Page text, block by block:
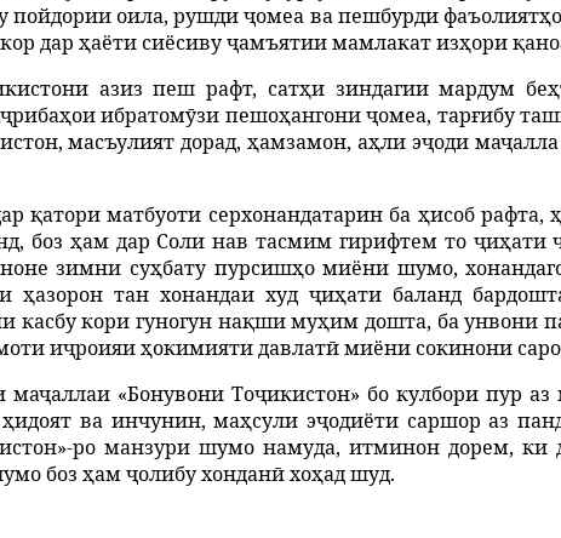
пойдорииоила,рушдиҷомеа ва пешбурдифаъолиятҳ
дар ҳаётисиёсивуҷамъятиимамлакатизҳориқ
азиз пеш рафт, сатҳи зиндагии мардум беҳ
ҷрибаҳои ибратомӯзи пешоҳангони ҷомеа, тарғибу
,масъулият дорад,ҳамзамон,аҳли эҷоди маҷалла
қатори матбуоти серхонандатарин ба ҳисоб рафта,
, боз ҳам дар Соли нав тасмим гирифтем то ҷиҳати
зимни суҳбату пурсишҳо миёни шумо,
ҳазорон танхонандаи худ ҷиҳати баланд
касбу кори гуногун нақши муҳим дошта, ба унвони
иҷроияиҳокимиятидавлатӣмиёнисокинони
маҷаллаи «Бонувони Тоҷикистон» бо кулбори пур аз
ҳидоят ва инчунин,маҳсули эҷодиёти саршор аз
-ро манзури шумо намуда, итминон дорем, ки
боз ҳамҷолибухонданӣхоҳадшуд.